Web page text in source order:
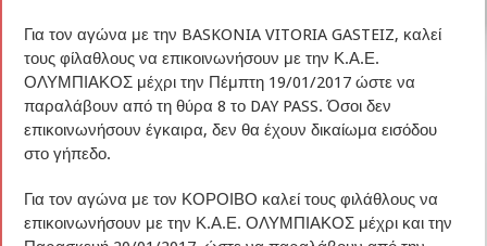
Για τον αγώνα με την BASKONIA VITORIA GASTEIZ, καλεί
τους φίλαθλους να επικοινωνήσουν με την Κ.Α.Ε.
ΟΛΥΜΠΙΑΚΟΣ μέχρι την Πέμπτη 19/01/2017 ώστε να
παραλάβουν από τη θύρα 8 το DAY PASS. Όσοι δεν
επικοινωνήσουν έγκαιρα, δεν θα έχουν δικαίωμα εισόδου
στο γήπεδο.
Για τον αγώνα με τον ΚΟΡΟΙΒΟ καλεί τους φιλάθλους να
επικοινωνήσουν με την Κ.Α.Ε. ΟΛΥΜΠΙΑΚΟΣ μέχρι και την